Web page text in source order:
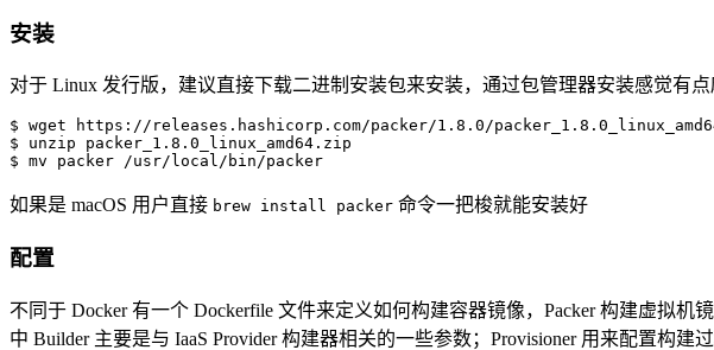
安装
对于 Linux 发行版，建议直接下载二进制安装包来安装，通过包管理器安装感觉有点
$ wget https://releases.hashicorp.com/packer/1.8.0/
$ unzip packer_1.8.0_linux_amd64.zip
$ mv packer /usr/local/bin/packer
如果是 macOS 用户直接 brew install packer 命令一把梭就能安装好
配置
不同于 Docker 有一个 Dockerfile 文件来定义如何构建容器镜像，Packer 构建虚拟
中 Builder 主要是与 IaaS Provider 构建器相关的一些参数；Provisioner 用来配置构